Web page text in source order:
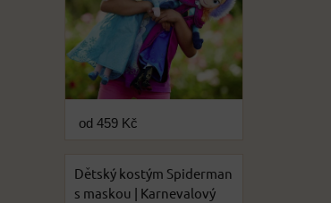
od 459 Kč
Dětský kostým Spiderman
s maskou | Karnevalový